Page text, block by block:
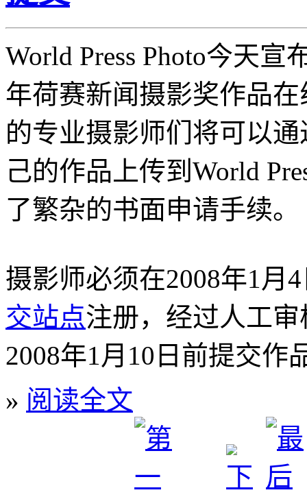
World Press Photo今天宣
年荷赛新闻摄影奖作品
的专业摄影师们将可以
己的作品上传到World
了繁杂的书面申请手续。
摄影师必须在2008年1月
交站点注册，经过人工
2008年1月10日前提交作
» 阅读全文